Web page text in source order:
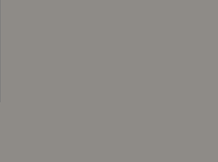
A L'OCCASION DU